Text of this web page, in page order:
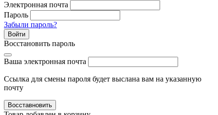
Электронная почта
Пароль
Забыли пароль?
Войти
Восстановить пароль
Ваша электронная почта
Ссылка для смены пароля будет выслана вам на указанную
почту
Восставновить